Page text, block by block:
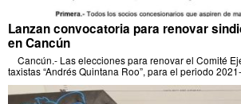
Lanzan convocatoria para renovar
en Cancún
Cancún.- Las elecciones para renovar el Comité
taxistas “Andrés Quintana Roo”, para el periodo